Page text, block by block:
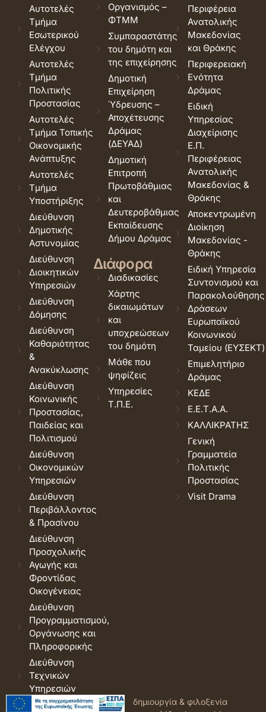
Αυτοτελές
Τμήμα
Εσωτερικού
Ελέγχου
Αυτοτελές
Τμήμα
Πολιτικής
Προστασίας
Αυτοτελές
Τμήμα Τοπικής
Οικονομικής
Ανάπτυξης
Αυτοτελές
Τμήμα
Υποστήριξης
Διεύθυνση
Δημοτικής
Αστυνομίας
Διεύθυνση
Διοικητικών
Υπηρεσιών
Διεύθυνση
Δόμησης
Διεύθυνση
Καθαριότητας
&
Ανακύκλωσης
Διεύθυνση
Κοινωνικής
Προστασίας,
Παιδείας και
Πολιτισμού
Διεύθυνση
Οικονομικών
Υπηρεσιών
Διεύθυνση
Περιβάλλοντος
& Πρασίνου
Διεύθυνση
Προσχολικής
Αγωγής και
Φροντίδας
Οικογένειας
Διεύθυνση
Προγραμματισμού,
Οργάνωσης και
Πληροφορικής
Διεύθυνση
Τεχνικών
Υπηρεσιών
Οργανισμός –
ΦΤΜΜ
Συμπαραστάτης
του δημότη και
της επιχείρησης
Δημοτική
Επιχείρηση
Ύδρευσης –
Αποχέτευσης
Δράμας
(ΔΕΥΑΔ)
Δημοτική
Επιτροπή
Πρωτοβάθμιας
και
Δευτεροβάθμιας
Εκπαίδευσης
Δήμου Δράμας
Διάφορα
Διαδικασίες
Χάρτης
δικαιωμάτων
και
υποχρεώσεων
του δημότη
Μάθε που
ψηφίζεις
Υπηρεσίες
Τ.Π.Ε.
Περιφέρεια
Ανατολικής
Μακεδονίας
και Θράκης
Περιφερειακή
Ενότητα
Δράμας
Ειδική
Υπηρεσίας
Διαχείρισης
Ε.Π.
Περιφέρειας
Ανατολικής
Μακεδονίας &
Θράκης
Αποκεντρωμένη
Διοίκηση
Μακεδονίας -
Θράκης
Ειδική Υπηρεσία
Συντονισμού και
Παρακολούθησης
Δράσεων
Ευρωπαϊκού
Κοινωνικού
Ταμείου (ΕΥΣΕΚΤ)
Επιμελητήριο
Δράμας
ΚΕΔΕ
Ε.Ε.Τ.Α.Α.
ΚΑΛΛΙΚΡΑΤΗΣ
Γενική
Γραμματεία
Πολιτικής
Προστασίας
Visit Drama
© 2026 Δήμος Δράμας. Όροι
δημιουργία & φιλοξενία